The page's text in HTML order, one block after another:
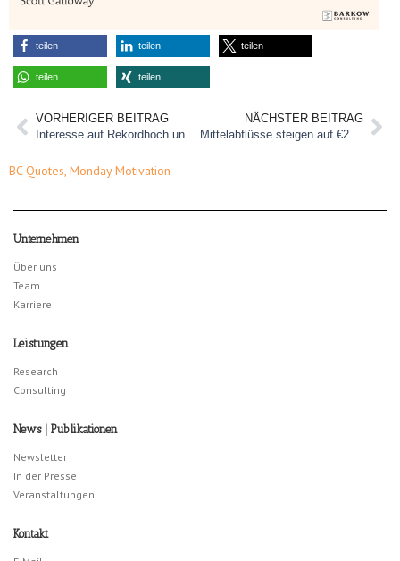
teilen teilen teilen
teilen teilen
VORHERIGER BEITRAG
Interesse auf Rekordhoch und dennoch kein gutes Zeichen
NÄCHSTER BEITRAG
Mittelabflüsse steigen auf €2,6 Mrd.
BC Quotes, Monday Motivation
Unternehmen
Über uns
Team
Karriere
Leistungen
Research
Consulting
News | Publikationen
Newsletter
In der Presse
Veranstaltungen
Kontakt